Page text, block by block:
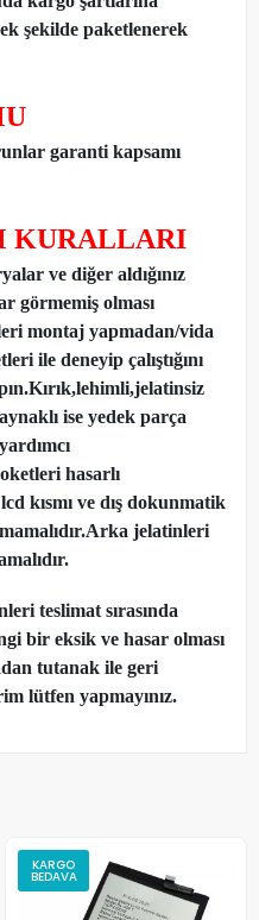
şekilde paketlenerek
garanti kapsamı
KURALLARI
ve diğer aldığınız
görmemiş olması
montaj yapmadan/vida
ile deneyip çalıştığını
ise yedek parça
hasarlı
kısmı ve dış dokunmatik
jelatinleri
teslimat sırasında
bir eksik ve hasar olması
tutanak ile geri
lütfen yapmayınız.
KARGO
BEDAVA